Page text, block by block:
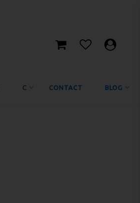
C CONTACT BLOG